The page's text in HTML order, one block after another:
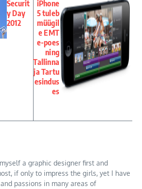
Securit
y Day
2012
iPhone
5 tuleb
müügil
e EMT
e-poes
ning
Tallinna
ja Tartu
esindus
es
a graphic designer first and
if only to impress the girls, yet I have
passions in many areas of